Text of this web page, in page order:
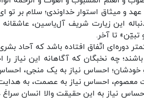
عهد و میثاق استوار خداوندی؛ سلام بر
این زیارت شریف آل‌یاسین،
تا آخر.
دوره‌ای اتّفاق افتاده باشد که آحاد
چه نخبگان که آگاهانه این نیاز
خودشان؛ احساس نیاز به یک منجی،
احساس نیاز به عصمت، به
نیاز به این حقیقت والا انسان سراغ